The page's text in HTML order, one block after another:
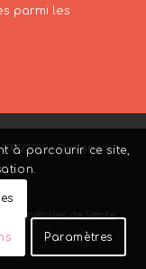
parmi les
2022 – Designed
Générales de Vente
à parcourir ce site,
Paramètres